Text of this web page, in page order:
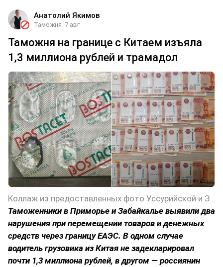
Анатолий Якимов
Таможня 7 авг
Таможня на границе с Китаем изъяла
1,3 миллиона рублей и трамадол
Таможенники в Приморье и Забайкалье выявили два
нарушения при перемещении товаров и денежных
средств через границу ЕАЭС. В одном случае
водитель грузовика из Китая не задекларировал
почти 1,3 миллиона рублей, в другом — россиянин